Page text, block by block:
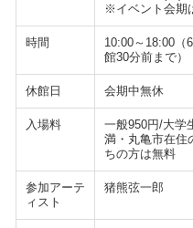
※イベント会期
時間
10:00～18:00（
館30分前まで）
休館日 会期中無休
入場料
一般950円/大学
満・丸亀市在住
ちの方は無料
参加アーテ
ィスト
猪熊弦一郎